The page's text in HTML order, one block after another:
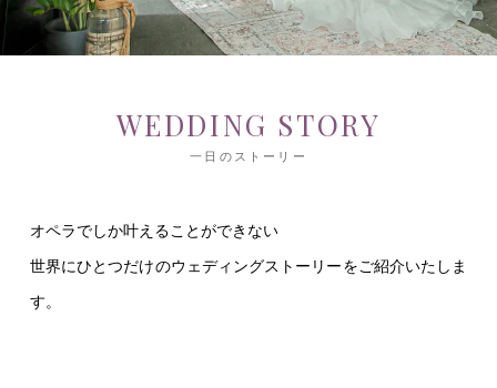
WEDDING STORY
一日のストーリー
オペラでしか叶えることができない
世界にひとつだけのウェディングストーリーをご紹介いたしま
す。